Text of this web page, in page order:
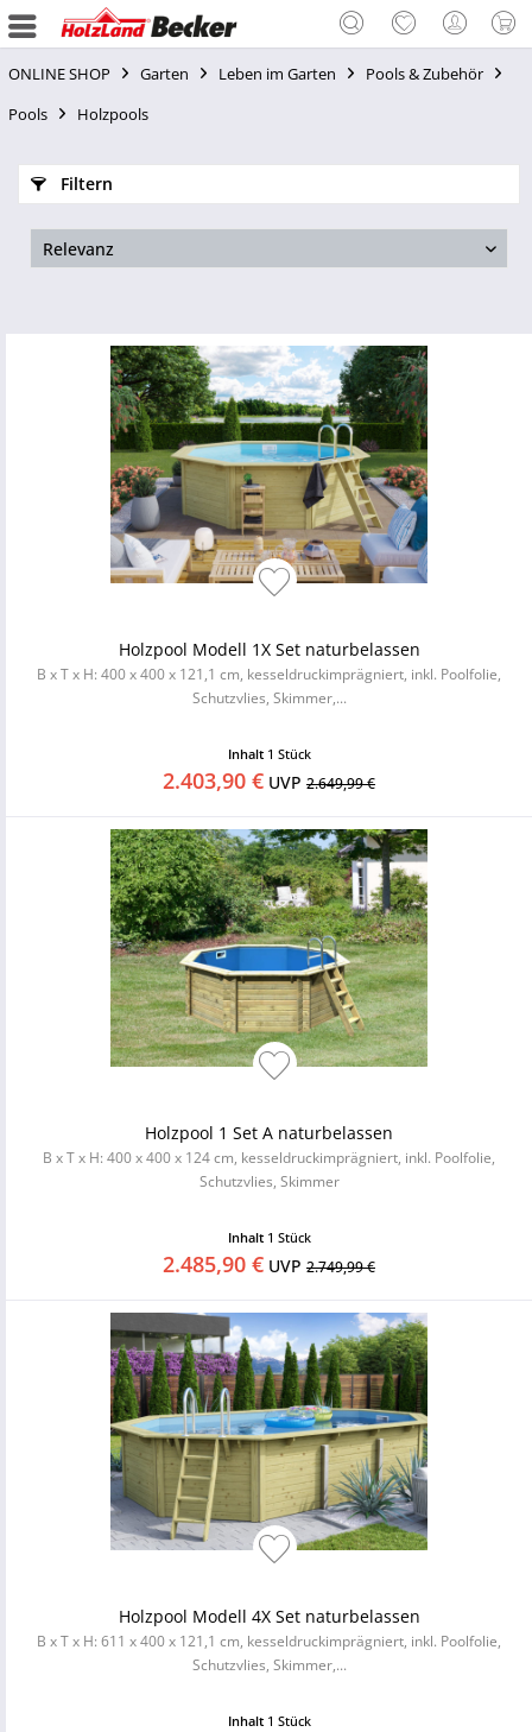
ONLINE SHOP Garten Leben im Garten
Pools & Zubehör
Pools
Holzpools
Filtern
Holzpool Modell 1X Set naturbelassen
B x T x H: 400 x 400 x 121,1 cm, kesseldruckimprägniert, inkl. Poolfolie,
Schutzvlies, Skimmer,...
Inhalt 1 Stück
2.403,90 € UVP 2.649,99 €
Holzpool 1 Set A naturbelassen
B x T x H: 400 x 400 x 124 cm, kesseldruckimprägniert, inkl. Poolfolie,
Schutzvlies, Skimmer
Inhalt 1 Stück
2.485,90 € UVP 2.749,99 €
Holzpool Modell 4X Set naturbelassen
B x T x H: 611 x 400 x 121,1 cm, kesseldruckimprägniert, inkl. Poolfolie,
Schutzvlies, Skimmer,...
Inhalt 1 Stück